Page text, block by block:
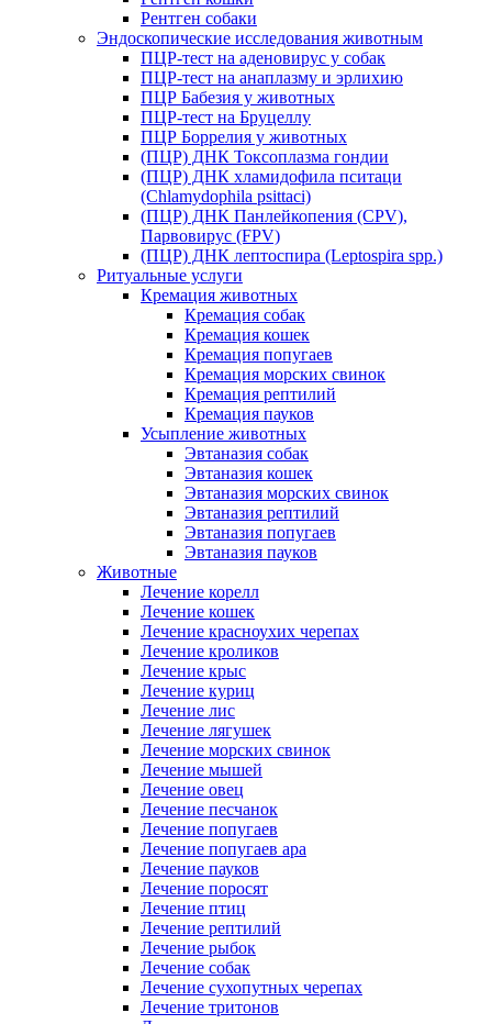
Рентген собаки
Эндоскопические исследования животным
ПЦР-тест на аденовирус у собак
ПЦР-тест на анаплазму и эрлихию
ПЦР Бабезия у животных
ПЦР-тест на Бруцеллу
ПЦР Боррелия у животных
(ПЦР) ДНК Токсоплазма гондии
(ПЦР) ДНК хламидофила пситаци
(Chlamydophila psittaci)
(ПЦР) ДНК Панлейкопения (CPV),
Парвовирус (FPV)
(ПЦР) ДНК лептоспира (Leptospira spp.)
Ритуальные услуги
Кремация животных
Кремация собак
Кремация кошек
Кремация попугаев
Кремация морских свинок
Кремация рептилий
Кремация пауков
Усыпление животных
Эвтаназия собак
Эвтаназия кошек
Эвтаназия морских свинок
Эвтаназия рептилий
Эвтаназия попугаев
Эвтаназия пауков
Животные
Лечение корелл
Лечение кошек
Лечение красноухих черепах
Лечение кроликов
Лечение крыс
Лечение куриц
Лечение лис
Лечение лягушек
Лечение морских свинок
Лечение мышей
Лечение овец
Лечение песчанок
Лечение попугаев
Лечение попугаев ара
Лечение пауков
Лечение поросят
Лечение птиц
Лечение рептилий
Лечение рыбок
Лечение собак
Лечение сухопутных черепах
Лечение тритонов